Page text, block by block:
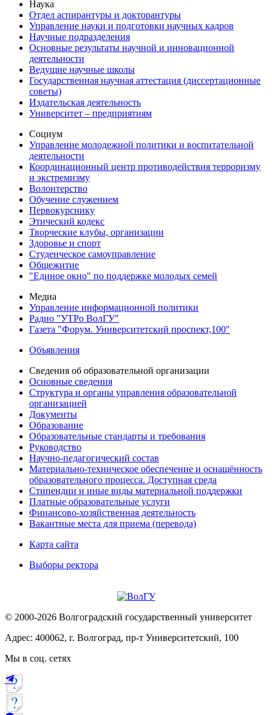
Наука
Отдел аспирантуры и докторантуры
Управление науки и подготовки научных кадров
Научные подразделения
Основные результаты научной и инновационной
деятельности
Ведущие научные школы
Государственная научная аттестация (диссертационные
советы)
Издательская деятельность
Университет – предприятиям
Социум
Управление молодежной политики и воспитательной
деятельности
Координационный центр противодействия терроризму
и экстремизму
Волонтерство
Обучение служением
Первокурснику
Этический кодекс
Творческие клубы, организации
Здоровье и спорт
Студенческое самоуправление
Общежитие
"Единое окно" по поддержке молодых семей
Медиа
Управление информационной политики
Радио "УТРо ВолГУ"
Газета "Форум. Университетский проспект,100"
Объявления
Сведения об образовательной организации
Основные сведения
Структура и органы управления образовательной
организацией
Документы
Образование
Образовательные стандарты и требования
Руководство
Научно-педагогический состав
Материально-техническое обеспечение и оснащённость
образовательного процесса. Доступная среда
Стипендии и иные виды материальной поддержки
Платные образовательные услуги
Финансово-хозяйственная деятельность
Вакантные места для приема (перевода)
Карта сайта
Выборы ректора
© 2000-2026 Волгоградский государственный университет
Адрес: 400062, г. Волгоград, пр-т Университетский, 100
Мы в соц. сетях